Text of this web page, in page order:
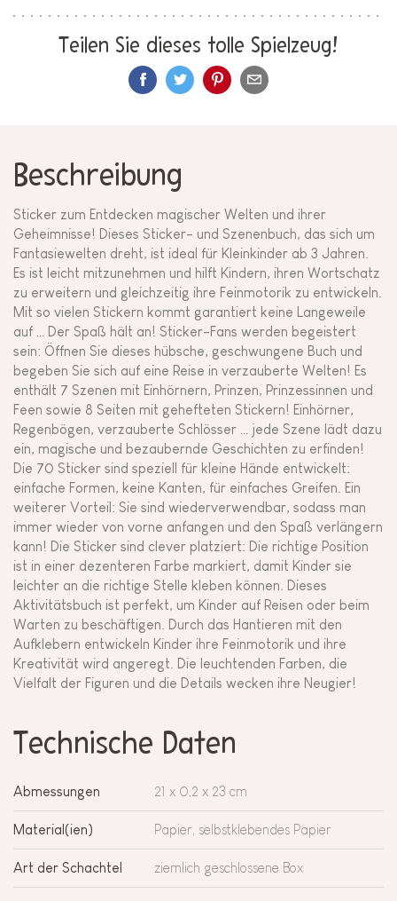
Teilen Sie dieses tolle Spielzeug!
Beschreibung
Sticker zum Entdecken magischer Welten und ihrer
Geheimnisse! Dieses Sticker- und Szenenbuch, das sich um
Fantasiewelten dreht, ist ideal für Kleinkinder ab 3 Jahren.
Es ist leicht mitzunehmen und hilft Kindern, ihren Wortschatz
zu erweitern und gleichzeitig ihre Feinmotorik zu entwickeln.
Mit so vielen Stickern kommt garantiert keine Langeweile
auf … Der Spaß hält an! Sticker-Fans werden begeistert
sein: Öffnen Sie dieses hübsche, geschwungene Buch und
begeben Sie sich auf eine Reise in verzauberte Welten! Es
enthält 7 Szenen mit Einhörnern, Prinzen, Prinzessinnen und
Feen sowie 8 Seiten mit gehefteten Stickern! Einhörner,
Regenbögen, verzauberte Schlösser … jede Szene lädt dazu
ein, magische und bezaubernde Geschichten zu erfinden!
Die 70 Sticker sind speziell für kleine Hände entwickelt:
einfache Formen, keine Kanten, für einfaches Greifen. Ein
weiterer Vorteil: Sie sind wiederverwendbar, sodass man
immer wieder von vorne anfangen und den Spaß verlängern
kann! Die Sticker sind clever platziert: Die richtige Position
ist in einer dezenteren Farbe markiert, damit Kinder sie
leichter an die richtige Stelle kleben können. Dieses
Aktivitätsbuch ist perfekt, um Kinder auf Reisen oder beim
Warten zu beschäftigen. Durch das Hantieren mit den
Aufklebern entwickeln Kinder ihre Feinmotorik und ihre
Kreativität wird angeregt. Die leuchtenden Farben, die
Vielfalt der Figuren und die Details wecken ihre Neugier!
Technische Daten
Abmessungen 21 x 0,2 x 23 cm
Material(ien) Papier, selbstklebendes Papier
Art der Schachtel ziemlich geschlossene Box